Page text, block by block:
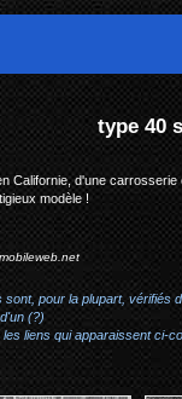
van egmond
Californie, d'une
modèle !
pour la plupart, vérifiés
(?)
liens qui apparaissent ci-